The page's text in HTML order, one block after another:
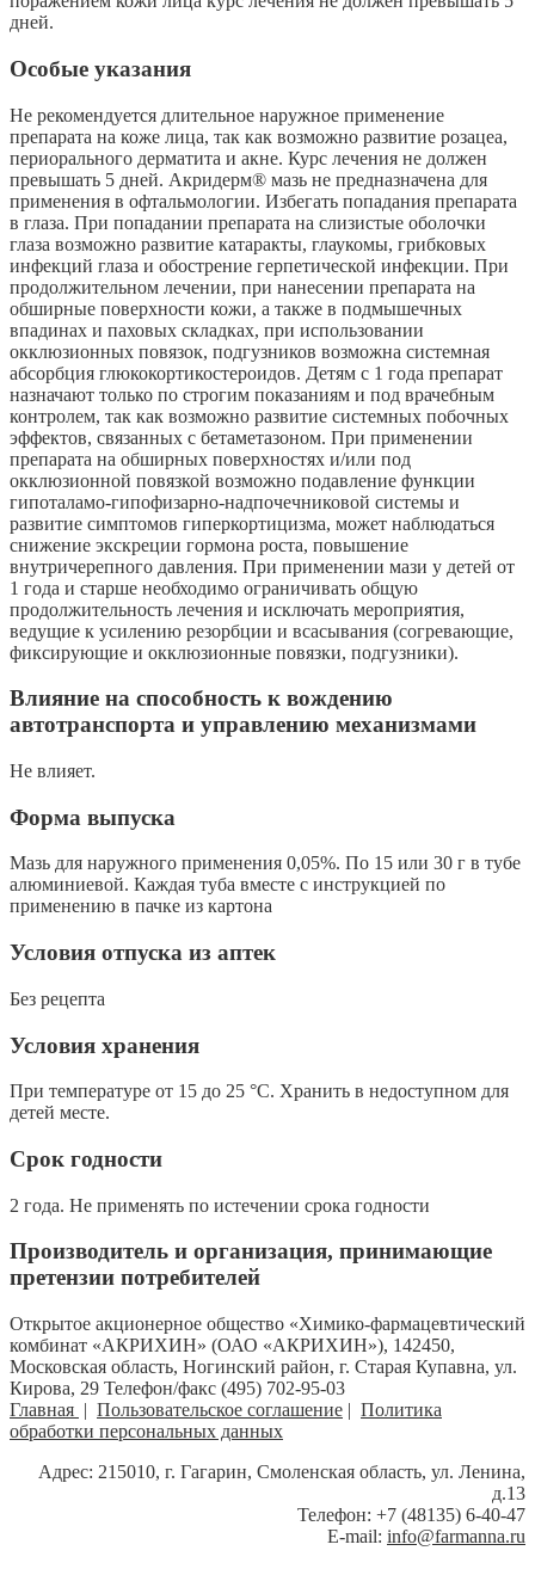
дней.
Особые указания
Не рекомендуется длительное наружное применение
препарата на коже лица, так как возможно развитие розацеа,
периорального дерматита и акне. Курс лечения не должен
превышать 5 дней. Акридерм® мазь не предназначена для
применения в офтальмологии. Избегать попадания препарата
в глаза. При попадании препарата на слизистые оболочки
глаза возможно развитие катаракты, глаукомы, грибковых
инфекций глаза и обострение герпетической инфекции. При
продолжительном лечении, при нанесении препарата на
обширные поверхности кожи, а также в подмышечных
впадинах и паховых складках, при использовании
окклюзионных повязок, подгузников возможна системная
абсорбция глюкокортикостероидов. Детям с 1 года препарат
назначают только по строгим показаниям и под врачебным
контролем, так как возможно развитие системных побочных
эффектов, связанных с бетаметазоном. При применении
препарата на обширных поверхностях и/или под
окклюзионной повязкой возможно подавление функции
гипоталамо-гипофизарно-надпочечниковой системы и
развитие симптомов гиперкортицизма, может наблюдаться
снижение экскреции гормона роста, повышение
внутричерепного давления. При применении мази у детей от
1 года и старше необходимо ограничивать общую
продолжительность лечения и исключать мероприятия,
ведущие к усилению резорбции и всасывания (согревающие,
фиксирующие и окклюзионные повязки, подгузники).
Влияние на способность к вождению
автотранспорта и управлению механизмами
Не влияет.
Форма выпуска
Мазь для наружного применения 0,05%. По 15 или 30 г в тубе
алюминиевой. Каждая туба вместе с инструкцией по
применению в пачке из картона
Условия отпуска из аптек
Без рецепта
Условия хранения
При температуре от 15 до 25 °С. Хранить в недоступном для
детей месте.
Срок годности
2 года. Не применять по истечении срока годности
Производитель и организация, принимающие
претензии потребителей
Открытое акционерное общество «Химико-фармацевтический
комбинат «АКРИХИН» (ОАО «АКРИХИН»), 142450,
Московская область, Ногинский район, г. Старая Купавна, ул.
Кирова, 29 Телефон/факс (495) 702-95-03
Главная | Пользовательское соглашение | Политика
обработки персональных данных
Адрес: 215010, г. Гагарин, Смоленская область, ул. Ленина,
д.13
Телефон: +7 (48135) 6-40-47
E-mail: info@farmanna.ru